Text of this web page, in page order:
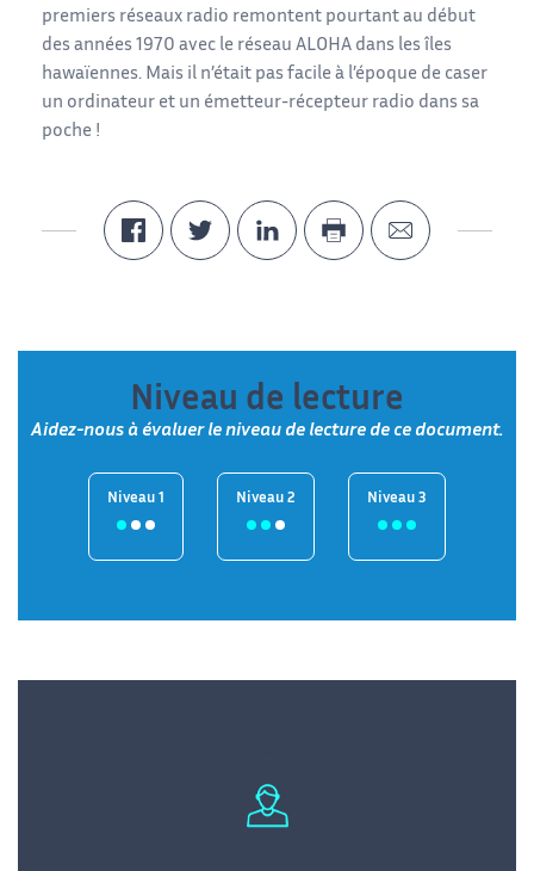
premiers réseaux radio remontent pourtant au début
des années 1970 avec le réseau ALOHA dans les îles
hawaïennes. Mais il n’était pas facile à l’époque de caser
un ordinateur et un émetteur-récepteur radio dans sa
poche !
Niveau de lecture
Aidez-nous à évaluer le niveau de lecture de ce document.
Niveau 1 Niveau 2 Niveau 3